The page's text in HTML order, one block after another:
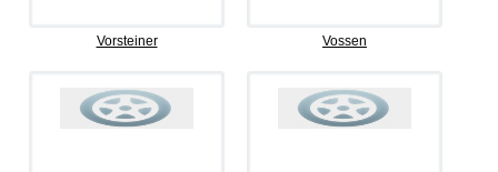
Vorsteiner Vossen